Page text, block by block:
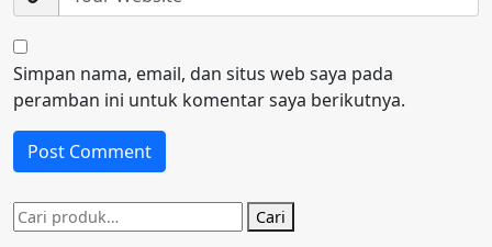
Simpan nama, email, dan situs web saya pada
peramban ini untuk komentar saya berikutnya.
Pencarian
untuk:
Cari